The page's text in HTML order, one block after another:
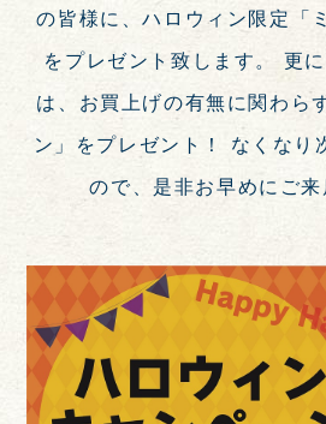
の皆様に、ハロウィン限定「
をプレゼント致します。 更
は、お買上げの有無に関わら
ン」をプレゼント！ なくなり
ので、是非お早めにご来